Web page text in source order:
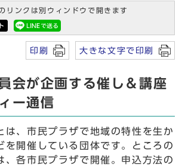
リンクは別ウィンドウで開きます
印刷 大きな文字で印刷
会が企画する催し＆講座
ー通信
は、市民プラザで地域の特性を生か
を開催している団体です。ところの
、各市民プラザで開催。申込方法の